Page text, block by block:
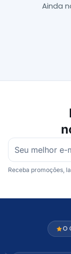
Ainda
Receba promoções,
O